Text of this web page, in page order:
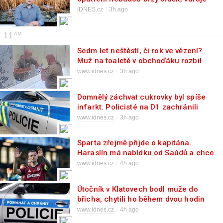
bioklimatolog
iDNES.cz 3h ago
11
Sedm let neštěstí, či rok ve vězení?
Muž na toaletě v obchoďáku rozbil
pěstí zrcadlo
www.idnes.cz 3h ago
Domnělý záchvat cukrovky byl spíše
infarkt. Policisté na D1 zachránili
cizinku
www.idnes.cz 3h ago
Sparta zřejmě přijde o kapitána.
Haraslín má nabídku od Saúdů a chce
ji využít
www.idnes.cz 4h ago
Útočník v Klatovech bodl muže do
břicha, chytili ho během dvou hodin
www.idnes.cz 4h ago